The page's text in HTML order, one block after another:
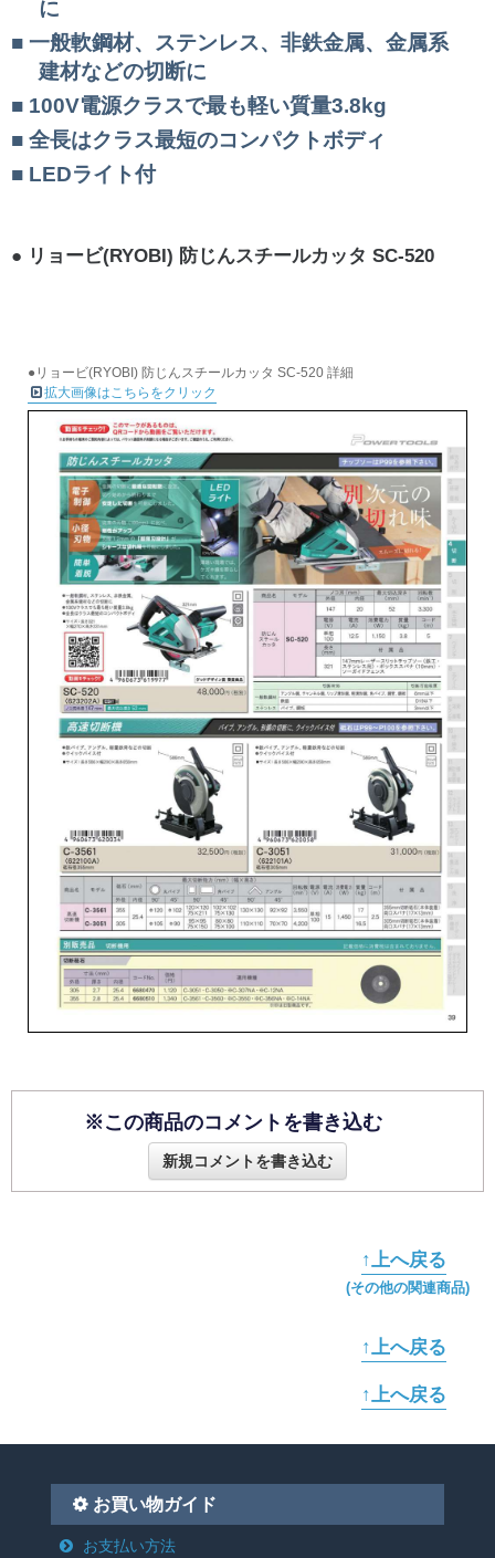
に
一般軟鋼材、ステンレス、非鉄金属、金属系
建材などの切断に
100V電源クラスで最も軽い質量3.8kg
全長はクラス最短のコンパクトボディ
LEDライト付
リョービ(RYOBI) 防じんスチールカッタ SC-520
●リョービ(RYOBI) 防じんスチールカッタ SC-520 詳細
拡大画像はこちらをクリック
※この商品のコメントを書き込む
新規コメントを書き込む
↑上へ戻る
(その他の関連商品)
↑上へ戻る
↑上へ戻る
お買い物ガイド
お支払い方法